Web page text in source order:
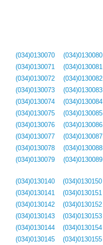
(034)0130070
(034)0130071
(034)0130072
(034)0130073
(034)0130074
(034)0130075
(034)0130076
(034)0130077
(034)0130078
(034)0130079
(034)0130080
(034)0130081
(034)0130082
(034)0130083
(034)0130084
(034)0130085
(034)0130086
(034)0130087
(034)0130088
(034)0130089
(034)0130140
(034)0130141
(034)0130142
(034)0130143
(034)0130144
(034)0130145
(034)0130150
(034)0130151
(034)0130152
(034)0130153
(034)0130154
(034)0130155